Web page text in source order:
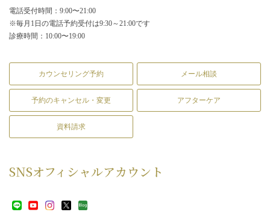
電話受付時間：9:00〜21:00
※毎月1日の電話予約受付は9:30～21:00です
診療時間：10:00〜19:00
カウンセリング予約 メール相談
予約のキャンセル・変更 アフターケア
資料請求
SNSオフィシャルアカウント